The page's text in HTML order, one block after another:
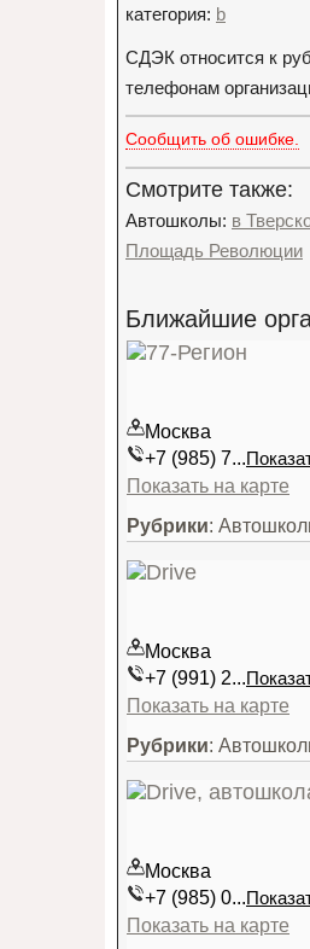
категория: b
СДЭК относится к
телефонам
Сообщить об ошибке.
Смотрите также:
Автошколы: в
Площадь Революции
Ближайшие
Москва
+7 (985) 7...
Показать на карте
Рубрики:
Москва
+7 (991) 2...
Показать на карте
Рубрики:
Москва
+7 (985) 0...
Показать на карте